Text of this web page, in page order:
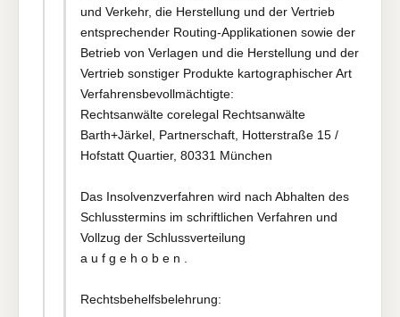
und Verkehr, die Herstellung und der Vertrieb
entsprechender Routing-Applikationen sowie der
Betrieb von Verlagen und die Herstellung und der
Vertrieb sonstiger Produkte kartographischer Art
Verfahrensbevollmächtigte:
Rechtsanwälte corelegal Rechtsanwälte
Barth+Järkel, Partnerschaft, Hotterstraße 15 /
Hofstatt Quartier, 80331 München
Das Insolvenzverfahren wird nach Abhalten des
Schlusstermins im schriftlichen Verfahren und
Vollzug der Schlussverteilung
a u f g e h o b e n .
Rechtsbehelfsbelehrung: